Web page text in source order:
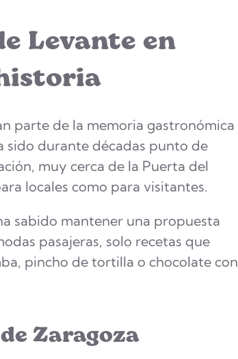
Levante en
parte de la memoria gastronómica
sido durante décadas punto de
muy cerca de la Puerta del
locales como para visitantes.
sabido mantener una propuesta
pasajeras, solo recetas que
pincho de tortilla o chocolate con
Zaragoza